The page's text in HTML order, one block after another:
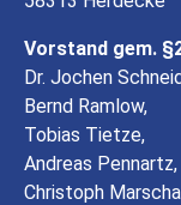
Vorstand gem.
Dr. Jochen
Bernd Ramlow,
Tobias Tietze,
Andreas Pennartz,
Christoph